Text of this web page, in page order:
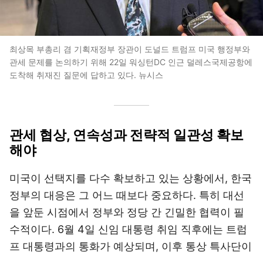
최상목 부총리 겸 기획재정부 장관이 도널드 트럼프 미국 행정부와
관세 문제를 논의하기 위해 22일 워싱턴DC 인근 덜레스국제공항에
도착해 취재진 질문에 답하고 있다. 뉴시스
관세 협상, 연속성과 전략적 일관성 확보
해야
미국이 선택지를 다수 확보하고 있는 상황에서, 한국
정부의 대응은 그 어느 때보다 중요하다. 특히 대선
을 앞둔 시점에서 정부와 정당 간 긴밀한 협력이 필
수적이다. 6월 4일 신임 대통령 취임 직후에는 트럼
프 대통령과의 통화가 예상되며, 이후 통상 특사단이